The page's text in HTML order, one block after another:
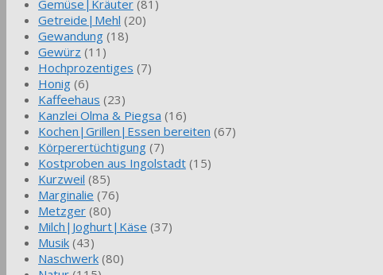
Gemüse|Kräuter (81)
Getreide|Mehl (20)
Gewandung (18)
Gewürz (11)
Hochprozentiges (7)
Honig (6)
Kaffeehaus (23)
Kanzlei Olma & Piegsa (16)
Kochen|Grillen|Essen bereiten (67)
Körperertüchtigung (7)
Kostproben aus Ingolstadt (15)
Kurzweil (85)
Marginalie (76)
Metzger (80)
Milch|Joghurt|Käse (37)
Musik (43)
Naschwerk (80)